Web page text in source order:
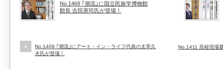
No.1469 ｢潮流｣に国立民族学博物館
館長 吉田憲司氏が登場！
No.1409 ｢潮流｣にアート・イン・ライフ代表の太宰久
夫氏が登場！
No.1411 高校現場